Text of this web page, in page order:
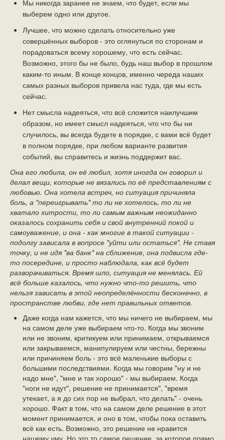
Мы никогда заранее не знаем, что будет, если мы
выберем одно или другое.
Лучшее, что можно сделать относительно уже
совершённых выборов - это оглянуться по сторонам и
порадоваться всему хорошему, что есть сейчас.
Возможно, этого бы не было, будь наш выбор в прошлом
каким-то иным. В конце концов, именно череда наших
самых разных выборов привела нас туда, где мы есть
сейчас.
Нет смысла надеяться, что всё сложится наилучшим
образом, но имеет смысл надеяться, что что бы ни
случилось, вы всегда будете в порядке, с вами всё будет
в полном порядке, при любом варианте развития
событий, вы справитесь и жизнь поддержит вас.
Она его любила, он её любил, хотя иногда он говорил и
делал вещи, которые не вязались по её представлениям с
любовью. Она хотела встреч, но ситуация причиняла
боль, а "переигрывать" то ли не хотелось, то ли не
хватало хитрости, то ли самым важным неожиданно
оказалось сохранить себя и свой внутренний покой и
самоуважение, и она - как многие в такой ситуации -
подолгу зависала в вопросе "уйти или остаться". Не ставя
точку, и не идя "ва банк" на сближение, она подвисла где-
то посередине, и просто наблюдала, как всё будет
разворачиваться. Время шло, ситуация не менялась. Ей
всё больше казалось, что нужно что-то решить, что
нельзя зависать в этой неопределённости бесконечно, в
пространстве любви, где нет правильных ответов.
Даже когда нам кажется, что мы ничего не выбираем, мы
на самом деле уже выбираем что-то. Когда мы звоним
или не звоним, критикуем или принимаем, открываемся
или закрываемся, манипулируем или честны, бережны
или причиняем боль - это всё маленькие выборы с
большими последствиями. Когда мы говорим "ну и не
надо мне", "мне и так хорошо" - мы выбираем. Когда
"ноги не идут", решение не принимается", "время
утекает, а я до сих пор не выбрал, что делать" - очень
хорошо. Факт в том, что на самом деле решение в этот
момент принимается, и оно в том, чтобы пока оставить
всё как есть. Возможно, это решение не нравится
нашему уму. Но это то самое решение, за которое прямо